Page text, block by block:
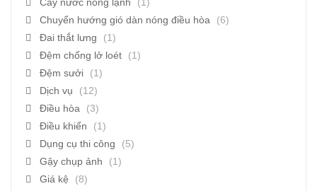
Chuyển hướng gió dàn nóng điều hòa
(6)
Đai thắt lưng
(1)
Đệm chống lở loét
(1)
Đệm sưởi
(1)
Dịch vụ
(12)
Điều hòa
(3)
Điều khiển
(1)
Dụng cụ thi công
(5)
Gậy chụp ảnh
(1)
Giá kệ
(8)